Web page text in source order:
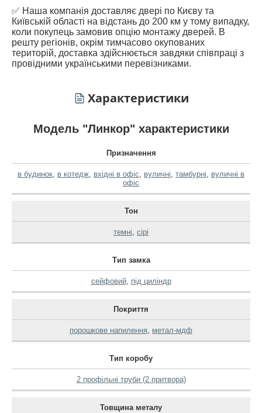
✅ Наша компанія доставляє двері по Києву та
Київській області на відстань до 200 км у тому випадку,
коли покупець замовив опцію монтажу дверей. В
решту регіонів, окрім тимчасово окупованих
територій, доставка здійснюється завдяки співпраці з
провідними українськими перевізниками.
Характеристики
Модель "Линкор" характеристики
Призначення
в будинок в котедж вхідні в офіс вуличні тамбурні
вуличні в
офіс
Тон
темні сірі
Тип замка
сейфовий, під циліндр
Покриття
порошкове напилення метал-мдф
Тип коробу
2 профільні труби (2 притвора)
Товщина металу